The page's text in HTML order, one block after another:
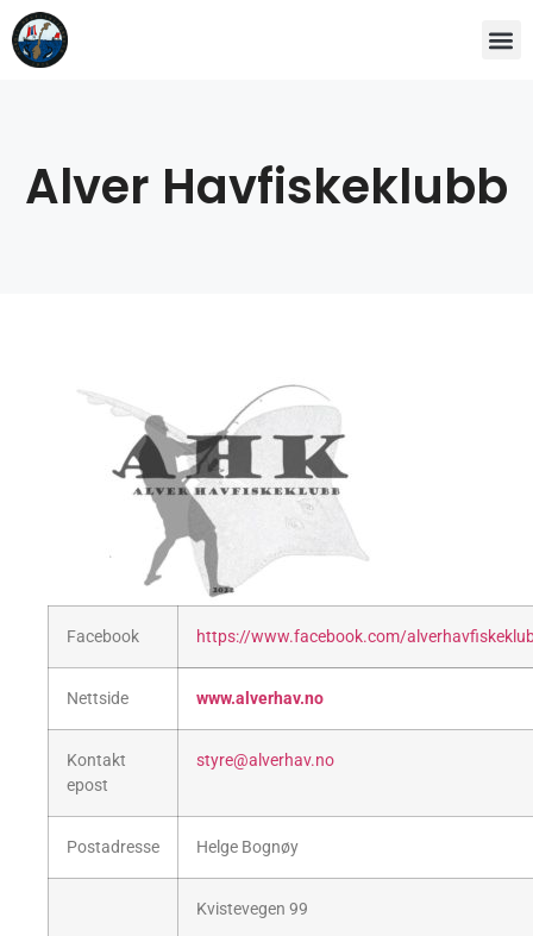
Alver Havfiskeklubb
Facebook https://www.facebook.com/
Nettside www.alverhav.no
Kontakt
epost
styre@alverhav.no
Postadresse Helge Bognøy
Kvistevegen 99